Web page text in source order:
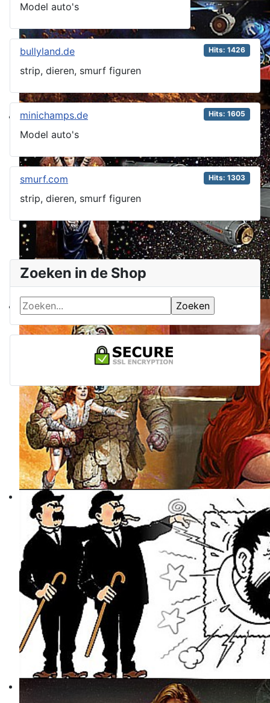
Zoeken in de Shop
Model auto's
bullyland.de Hits: 1426
strip, dieren, smurf figuren
minichamps.de Hits: 1605
Model auto's
smurf.com Hits: 1303
strip, dieren, smurf figuren